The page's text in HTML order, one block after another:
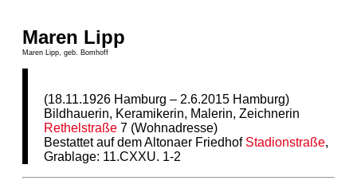
Maren Lipp
Maren Lipp, geb. Bomhoff
(18.11.1926 Hamburg – 2.6.2015 Hamburg)
Bildhauerin, Keramikerin, Malerin, Zeichnerin
Rethelstraße 7 (Wohnadresse)
Bestattet auf dem Altonaer Friedhof Stadionstraße,
Grablage: 11.CXXU. 1-2